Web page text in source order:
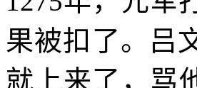
果被扣了。吕
就上来了，骂